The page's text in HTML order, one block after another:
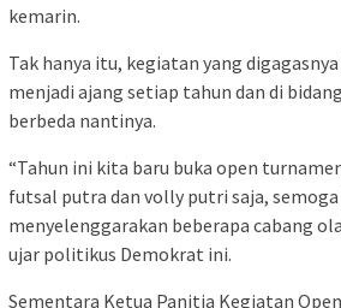
kemarin.
Tak hanya itu, kegiatan yang
menjadi ajang setiap tahun dan di
berbeda nantinya.
“Tahun ini kita baru buka open
futsal putra dan volly putri saja, semoga
menyelenggarakan beberapa cabang
ujar politikus Demokrat ini.
Sementara Ketua Panitia Kegiatan